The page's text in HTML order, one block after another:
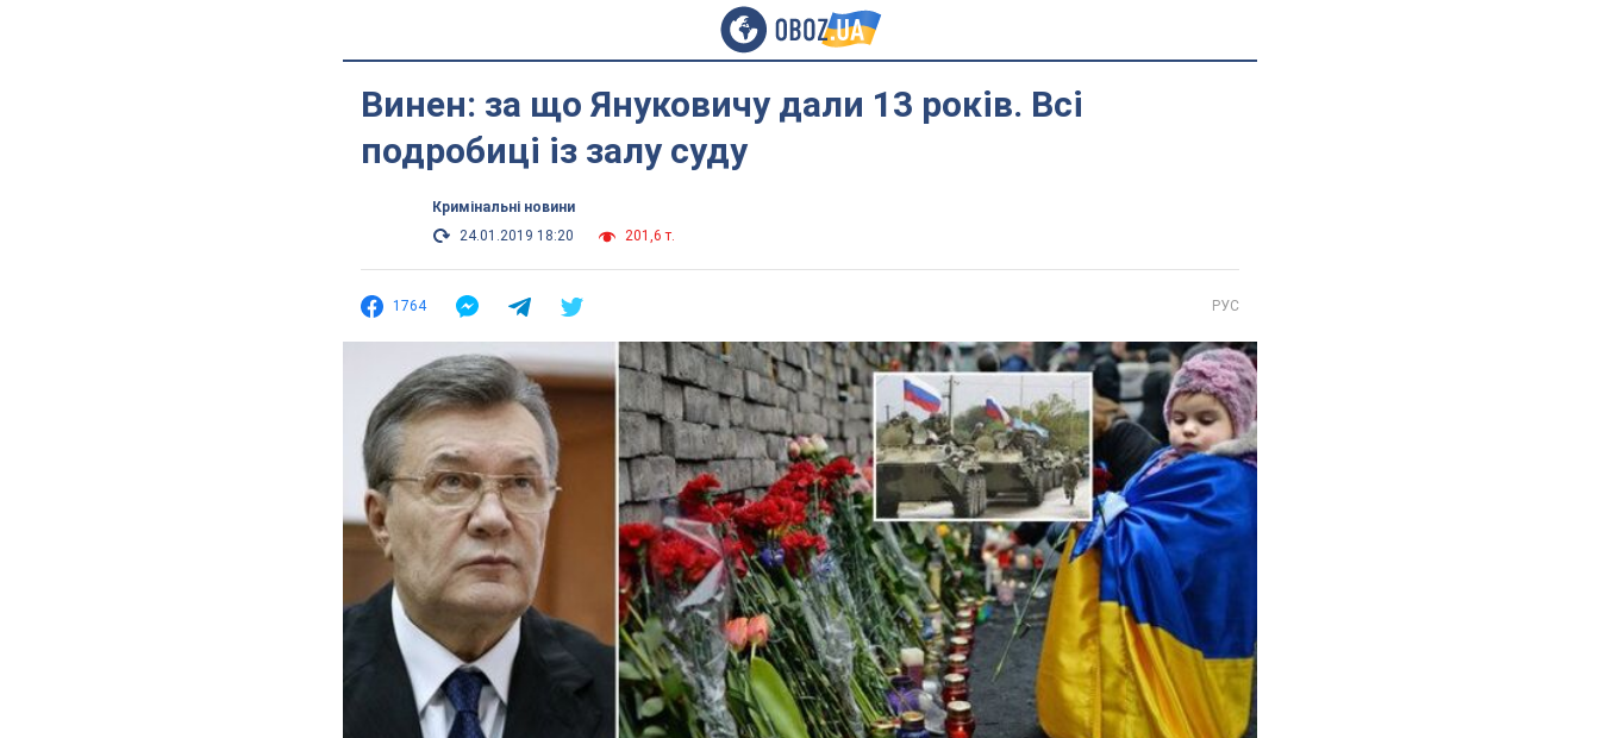
Винен: за що Януковичу дали 13 років. Всі
подробиці із залу суду
Кримінальні новини
24.01.2019 18:20
201,6 т.
1764 РУС